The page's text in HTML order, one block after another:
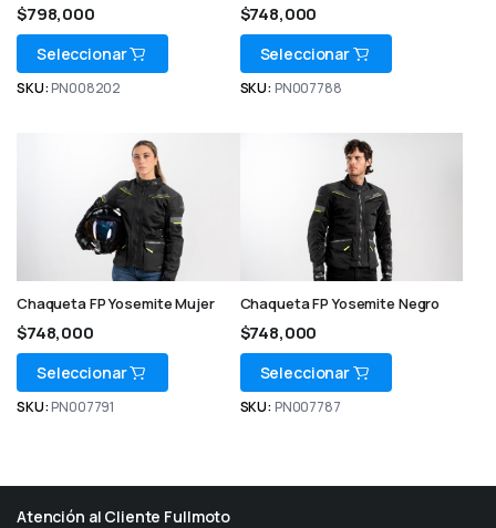
$798,000
Seleccionar
SKU: PN008202
$748,000
Seleccionar
SKU: PN007788
Chaqueta FP Yosemite Mujer
$748,000
Seleccionar
SKU: PN007791
Chaqueta FP Yosemite Negro
$748,000
Seleccionar
SKU: PN007787
Atención al Cliente Fullmoto